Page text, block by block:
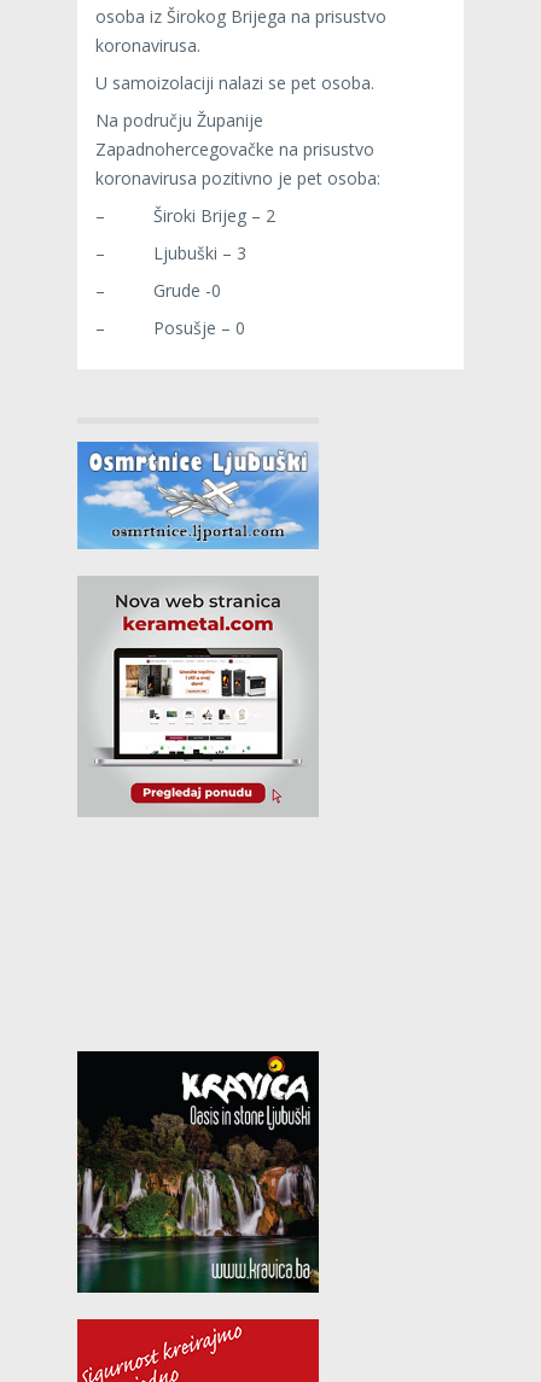
osoba iz Širokog Brijega na prisustvo
koronavirusa.
U samoizolaciji nalazi se pet osoba.
Na području Županije
Zapadnohercegovačke na prisustvo
koronavirusa pozitivno je pet osoba:
– Široki Brijeg – 2
– Ljubuški – 3
– Grude -0
– Posušje – 0